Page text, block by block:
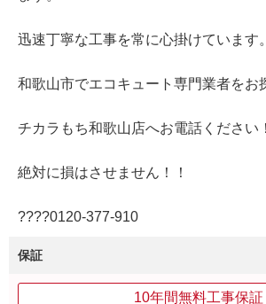
迅速丁寧な工事を常に心掛けています。
和歌山市でエコキュート専門業者をお
チカラもち和歌山店へお電話ください！
絶対に損はさせません！！
????0120‐377‐910
保証
10年間無料工事保証